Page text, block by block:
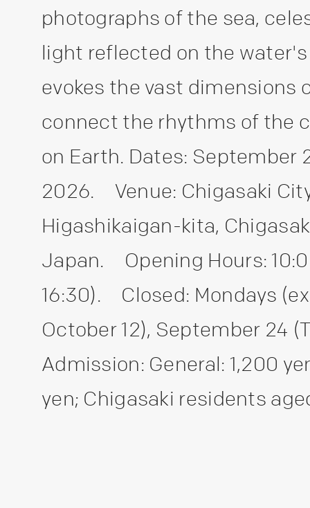
photographs of the sea,
light reflected on the
evokes the vast dimensions
connect the rhythms of the
on Earth. Dates: September
2026. Venue: Chigasaki
Higashikaigan-kita,
Japan. Opening Hours:
16:30). Closed: Mondays
October 12), September 24
Admission: General: 1,200
yen; Chigasaki residents